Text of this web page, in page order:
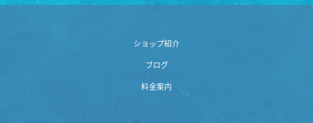
ショップ紹介
ブログ
料金案内